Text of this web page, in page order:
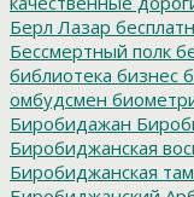
Берл Лазар
Бессмертный полк
библиотека бизнес
омбудсмен
Биробидажан
Биробиджанская
Биробиджанская